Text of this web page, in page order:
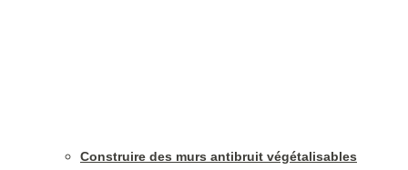
Construire des murs antibruit végétalisables